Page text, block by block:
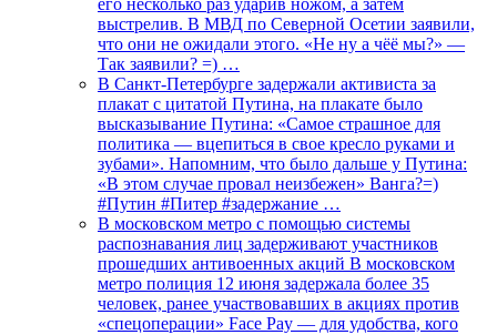
выстрелив. В МВД по Северной Осетии заявили,
что они не ожидали этого. «Не ну а чёё мы?» —
Так заявили? =) …
В Санкт-Петербурге задержали активиста за
плакат с цитатой Путина, на плакате было
высказывание Путина: «Самое страшное для
политика — вцепиться в свое кресло руками и
зубами». Напомним, что было дальше у Путина:
«В этом случае провал неизбежен» Ванга?=)
#Путин #Питер #задержание …
В московском метро с помощью системы
распознавания лиц задерживают участников
прошедших антивоенных акций В московском
метро полиция 12 июня задержала более 35
человек, ранее участвовавших в акциях против
«спецоперации» Face Pay — для удобства, кого